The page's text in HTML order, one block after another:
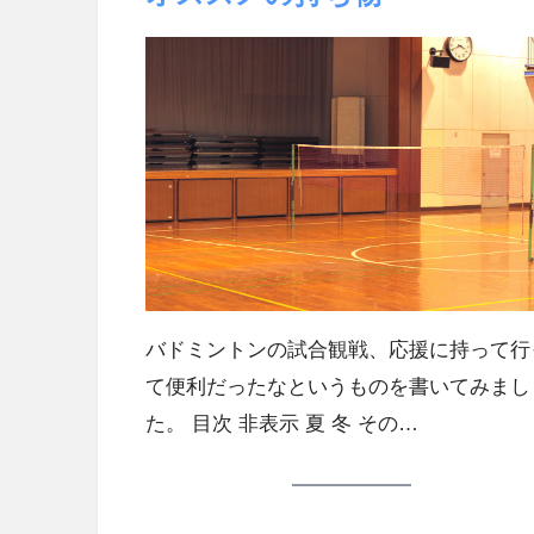
バドミントンの試合観戦、応援に持って
て便利だったなというものを書いてみまし
た。 目次 非表示 夏 冬 その…